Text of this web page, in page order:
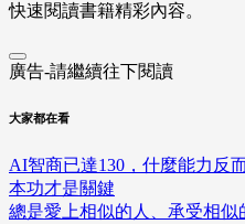
快速閱讀書籍精彩內容。
廣告-請繼續往下閱讀
大家都在看
AI智商已達130，什麼能力反
本功才是關鍵
總是愛上相似的人、承受相似